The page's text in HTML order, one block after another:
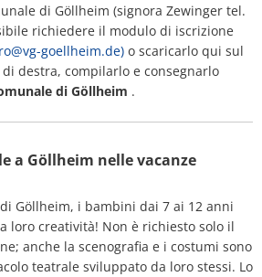
di Göllheim (signora Zewinger tel.
richiedere il modulo di iscrizione
goellheim.de) o scaricarlo qui sul
destra, compilarlo e consegnarlo
di Göllheim .
a Göllheim nelle vacanze
Göllheim, i bambini dai 7 ai 12 anni
loro creatività! Non è richiesto solo il
anche la scenografia e i costumi sono
teatrale sviluppato da loro stessi. Lo